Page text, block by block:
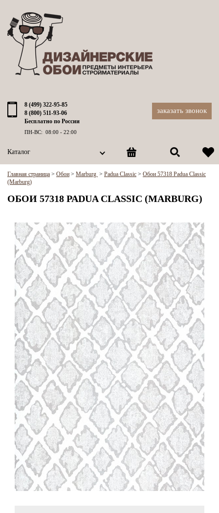
8 (499) 322-95-85
8 (800) 511-93-06
Бесплатно по России
ПН-ВС: 08:00 - 22:00
заказать звонок
Каталог
Главная страница > Обои > Marburg > Padua Classic > Обои 57318 Padua Classic
(Marburg)
ОБОИ 57318 PADUA CLASSIC (MARBURG)